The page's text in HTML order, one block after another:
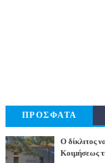
ΠΡΟΣΦΑΤΑ
Ο δίκλιτος
Κοιμήσεως